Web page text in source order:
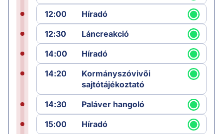
12:00
Híradó
12:30
Láncreakció
14:00
Híradó
14:20
Kormányszóvivői
sajtótájékoztató
14:30
Paláver hangoló
15:00
Híradó